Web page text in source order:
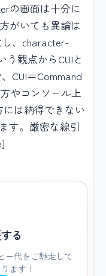
の画面は十分に
がいても異論は
、character-
う観点からCUIと
CUI＝Command
やコンソール上
には納得できない
す。厳密な線引
る
ー代をご馳走して
ます！